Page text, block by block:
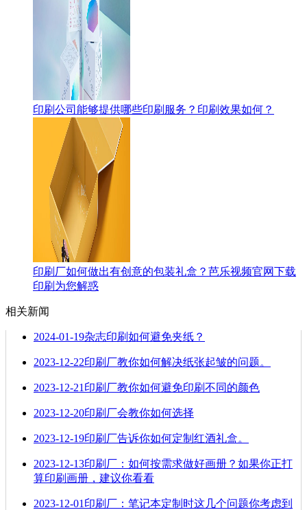
印刷公司能够提供哪些印刷服务？印刷效果如何？
印刷厂如何做出有创意的包装礼盒？芭乐视频官网下载
印刷为您解惑
相关新闻
2024-01-19杂志印刷如何避免夹纸？
2023-12-22印刷厂教你如何解决纸张起皱的问题。
2023-12-21 印刷厂教你如何避免印刷不同的颜色
2023-12-20印刷厂会教你如何选择
2023-12-19印刷厂告诉你如何定制红酒礼盒。
2023-12-13印刷厂：如何按需求做好画册？如果你正打
算印刷画册，建议你看看
2023-12-01 印刷厂：笔记本定制时这几个问题你考虑到